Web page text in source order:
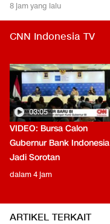
8 jam yang lalu
CNN Indonesia TV
03:05
VIDEO: Bursa Calon
Gubernur Bank Indonesia
Jadi Sorotan
dalam 4 jam
ARTIKEL TERKAIT